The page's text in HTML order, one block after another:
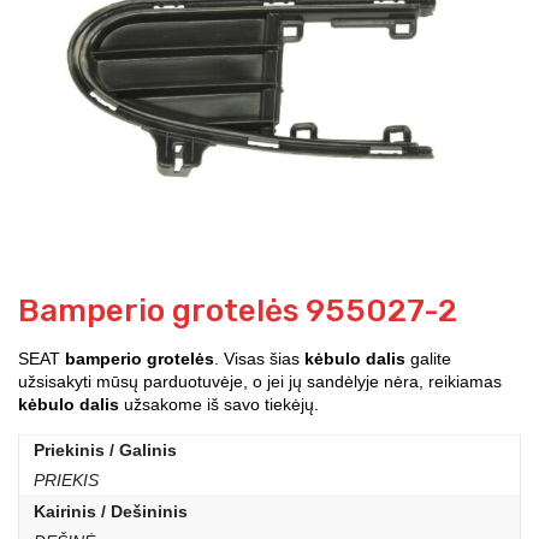
Bamperio grotelės 955027-2
SEAT bamperio grotelės. Visas šias kėbulo dalis galite
užsisakyti mūsų parduotuvėje, o jei jų sandėlyje nėra, reikiamas
kėbulo dalis užsakome iš savo tiekėjų.
Priekinis / Galinis
PRIEKIS
Kairinis / Dešininis